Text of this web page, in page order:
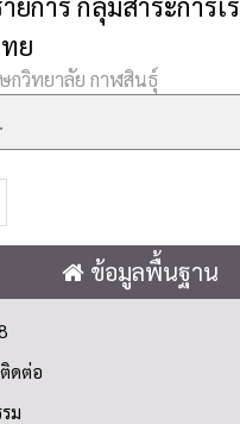
ย
กวิทยาลัย กาฬสินธุ์
ข้อมูลพื้นฐาน
ดต่อ
ม